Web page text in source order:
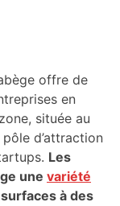
offre de
en
située au
d’attraction
Les
une variété
à des